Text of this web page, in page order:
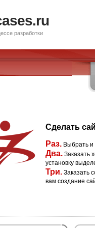
разработки
Сделать
Раз. Выбрать и
Два. Заказать
установку
Три. Заказать
вам создание